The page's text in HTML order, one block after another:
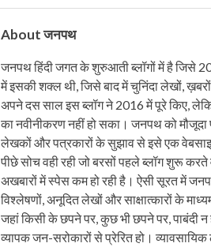
About जनपथ
जनपथ हिंदी जगत के शुरुआती ब्लॉगों में है जिसे
में इसकी शक्ल थी, जिसे बाद में चुनिंदा लेखों,
अपने दस साल इस ब्लॉग ने 2016 में पूरे किए,
का नवीनीकरण नहीं हो सका। जनपथ को मौजूदा
लेखकों और पत्रकारों के सुझाव से इसे एक
पीछे सोच वही रही जो बरसों पहले ब्लॉग शुरू
अखबारों में स्पेस कम हो रही है। ऐसी सूरत में
विश्लेषणों, अनूदित लेखों और साक्षात्कारों के
जहां किसी के छपने पर, कुछ भी छपने पर, पाबंदी
व्यापक जन-सरोकारों से प्रेरित हो।